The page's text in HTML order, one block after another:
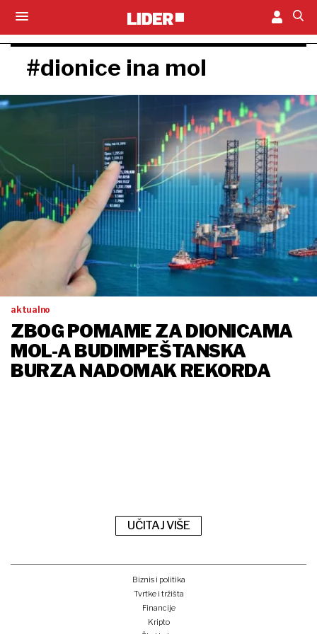
#dionice ina mol
aktualno
ZBOG POMAME ZA DIONICAMA
MOL-A BUDIMPEŠTANSKA
BURZA NADOMAK REKORDA
UČITAJ VIŠE
Biznis i politika
Tvrtke i tržišta
Financije
Kripto